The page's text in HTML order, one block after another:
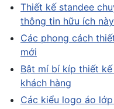
Thiết kế standee
thông tin hữu ích này
Các phong cách
mới
Bật mí bí kíp thiết
khách hàng
Các kiểu logo áo